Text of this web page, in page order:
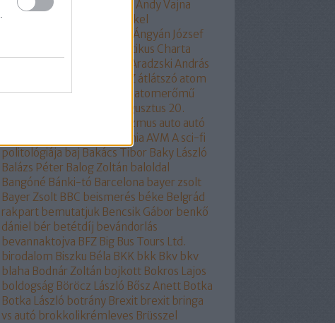
rakpart
áltudomány
Andy Vajna
angela merkel
Angela Merkel
Ángyán József
Antidemokratikus Charta
Aradzski András
ÁSZ átlátszó atom
atombalesetatomenergia
atomerőmű
augusztus 20.
autizmus auto autó
autonómia AVM A sci-fi
politológiája baj Bakács Tibor Baky László
Balázs Péter Balog Zoltán baloldal
Bangóné Bánki-tó Barcelona bayer zsolt
Bayer Zsolt BBC beismerés béke Belgrád
rakpart bemutatjuk Bencsik Gábor benkő
dániel bér betétdíj bevándorlás
bevannaktojva BFZ Big Bus Tours Ltd.
birodalom Biszku Béla BKK bkk Bkv bkv
blaha Bodnár Zoltán bojkott Bokros Lajos
boldogság Böröcz László Bősz Anett Botka
Botka László botrány Brexit brexit bringa
vs autó brokkolikrémleves Brüsszel